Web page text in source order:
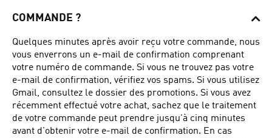
COMMANDE ?
Quelques minutes après avoir reçu votre commande, nous
vous enverrons un e-mail de confirmation comprenant
votre numéro de commande. Si vous ne trouvez pas votre
e-mail de confirmation, vérifiez vos spams. Si vous utilisez
Gmail, consultez le dossier des promotions. Si vous avez
récemment effectué votre achat, sachez que le traitement
de votre commande peut prendre jusqu'à cinq minutes
avant d'obtenir votre e-mail de confirmation. En cas